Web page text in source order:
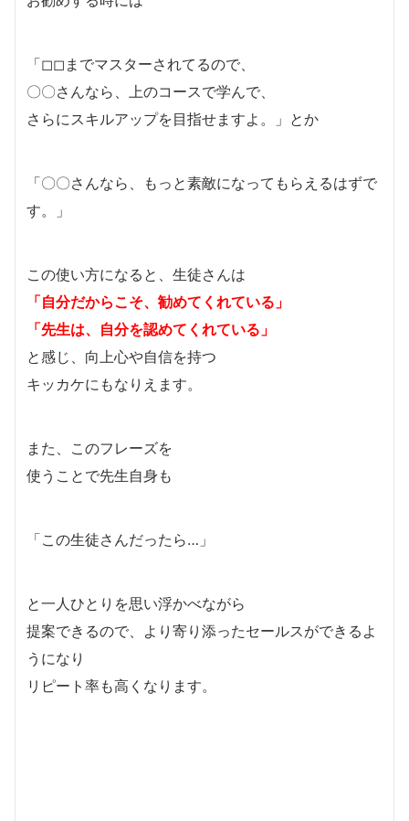
「◻︎◻︎までマスターされてるので、
〇〇さんなら、上のコースで学んで、
さらにスキルアップを目指せますよ。」とか
「〇〇さんなら、もっと素敵になってもらえるはずで
す。」
この使い方になると、生徒さんは
「自分だからこそ、勧めてくれている」
「先生は、自分を認めてくれている」
と感じ、向上心や自信を持つ
キッカケにもなりえます。
また、このフレーズを
使うことで先生自身も
「この生徒さんだったら…」
と一人ひとりを思い浮かべながら
提案できるので、より寄り添ったセールスができるよ
うになり
リピート率も高くなります。